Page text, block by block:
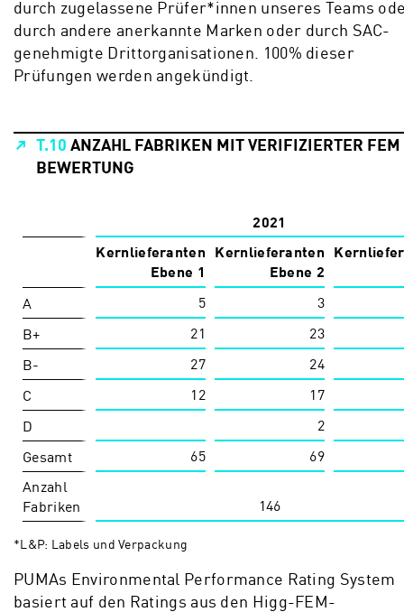
durch zugelassene Prüfer*innen unseres Teams
durch andere anerkannte Marken oder durch SAC-
genehmigte Drittorganisationen. 100% dieser
Prüfungen werden angekündigt.
T.10 ANZAHL FABRIKEN MIT VERIFIZIERTER FEM
BEWERTUNG
2021
Kernlieferanten
Ebene 1
Kernlieferanten
Ebene 2
A 5
3
B+
21
23
B-
27
24
C
12
17
D
2
Gesamt
65
69
Anzahl
Fabriken
146
*L&P: Labels und Verpackung
PUMAs Environmental Performance Rating System
basiert auf den Ratings aus den Higg-FEM-